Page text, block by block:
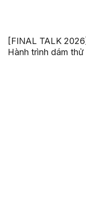
[FINAL TALK
Hành trình dám